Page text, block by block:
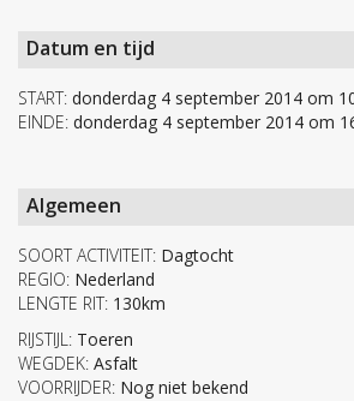
Datum en tijd
START: donderdag 4 september 2014 om
EINDE: donderdag 4 september 2014 om
Algemeen
SOORT ACTIVITEIT: Dagtocht
REGIO: Nederland
LENGTE RIT: 130km
RIJSTIJL: Toeren
WEGDEK: Asfalt
VOORRIJDER: Nog niet bekend